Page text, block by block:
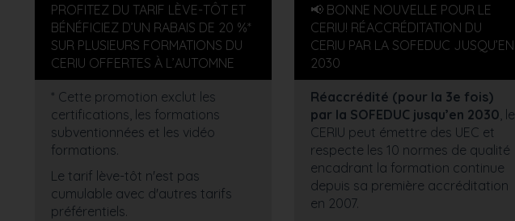
PROFITEZ DU TARIF LÈVE-TÔT ET
BÉNÉFICIEZ D’UN RABAIS DE 20 %*
SUR PLUSIEURS FORMATIONS DU
CERIU OFFERTES À L’AUTOMNE
* Cette promotion exclut les
certifications, les formations
subventionnées et les vidéo
formations.
Le tarif lève-tôt n'est pas
cumulable avec d'autres tarifs
préférentiels.
📢 BONNE NOUVELLE POUR LE
CERIU! RÉACCRÉDITATION DU
CERIU PAR LA SOFEDUC JUSQU’EN
2030
Réaccrédité (pour la 3e fois)
par la SOFEDUC jusqu’en 2030 , le
CERIU peut émettre des UEC et
respecte les 10 normes de qualité
encadrant la formation continue
depuis sa première accréditation
en 2007.